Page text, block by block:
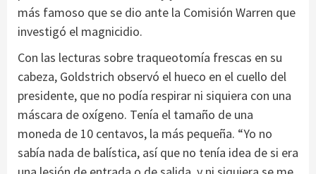
más famoso que se dio ante la Comisión Warren que
investigó el magnicidio.
Con las lecturas sobre traqueotomía frescas en su
cabeza, Goldstrich observó el hueco en el cuello del
presidente, que no podía respirar ni siquiera con una
máscara de oxígeno. Tenía el tamaño de una
moneda de 10 centavos, la más pequeña. “Yo no
sabía nada de balística, así que no tenía idea de si era